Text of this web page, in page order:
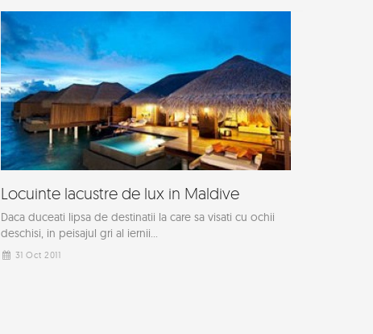
Locuinte lacustre de lux in Maldive
Daca duceati lipsa de destinatii la care sa visati cu ochii
deschisi, in peisajul gri al iernii...
31 Oct 2011